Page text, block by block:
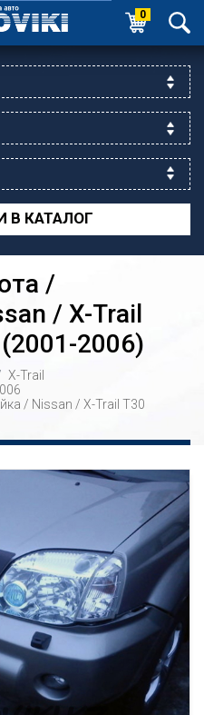
0
В КАТАЛОГ
/
/ X-Trail
2006)
X-Trail
/ Nissan / X-Trail T30